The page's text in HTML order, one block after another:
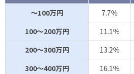
～100万円
7.7％
100～200万円
11.1％
200～300万円
13.2％
300～400万円
16.1％